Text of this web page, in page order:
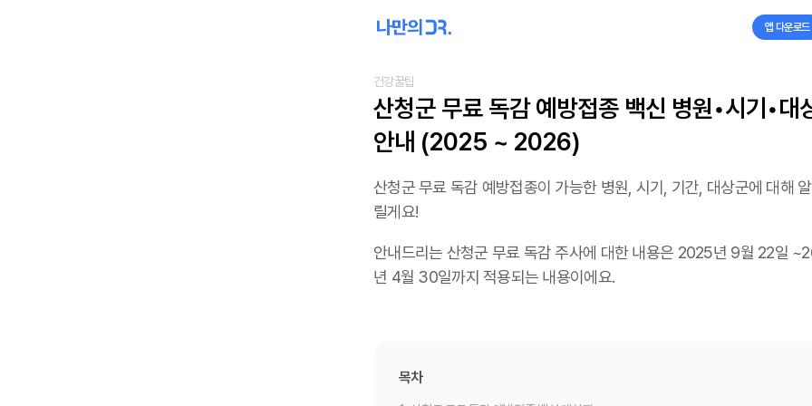
앱 다운로드
건강꿀팁
산청군 무료 독감 예방접종 백신 병원•시기•대
안내 (2025 ~ 2026)
산청군 무료 독감 예방접종이 가능한 병원, 시기, 기간, 대상군에 대해
릴게요!
안내드리는 산청군 무료 독감 주사에 대한 내용은 2025년 9월 22일
년 4월 30일까지 적용되는 내용이에요.
목차